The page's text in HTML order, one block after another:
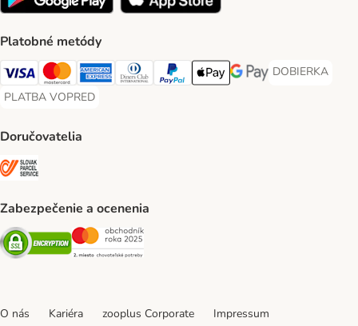
Platobné metódy
Visa Payment Method
Mastercard Payment Method
American Express Payment Method
Diners Club Payment Method
PayPal Payment Method
Apple Pay Payment Method
Google Pay Payment
DOBIERKA
DOBIERKA
PLATBA VOPRED
PLATBA VOPRED Payment Method
Doručovatelia
Zabezpečenie a ocenenia
Security Security
O nás Kariéra zooplus Corporate
Impressum